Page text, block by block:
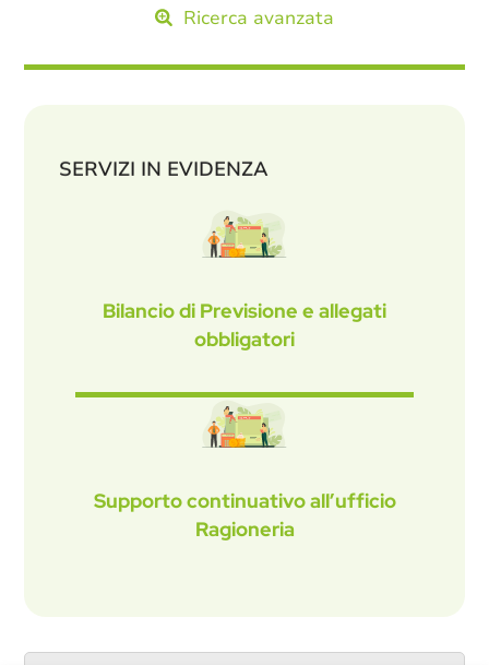
Ricerca avanzata
SERVIZI IN EVIDENZA
Bilancio di Previsione e allegati
obbligatori
Supporto continuativo all’ufficio
Ragioneria